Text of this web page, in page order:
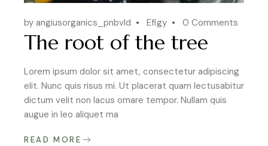
by angiusorganics_pnbvld Efigy 0 Comments
The root of the tree
Lorem ipsum dolor sit amet, consectetur adipiscing
elit. Nunc quis risus mi. Ut placerat quam lectusabitur
dictum velit non lacus ornare tempor. Nullam quis
augue in leo aliquet ma
READ MORE